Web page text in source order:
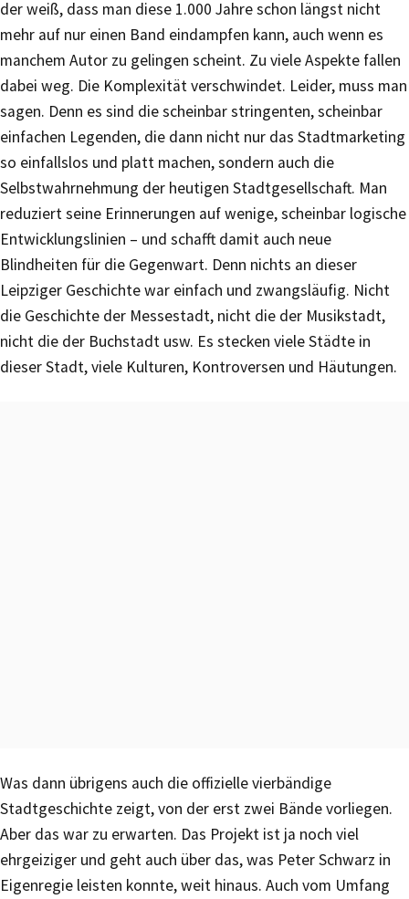
der weiß, dass man diese 1.000 Jahre schon längst nicht
mehr auf nur einen Band eindampfen kann, auch wenn es
manchem Autor zu gelingen scheint. Zu viele Aspekte fallen
dabei weg. Die Komplexität verschwindet. Leider, muss man
sagen. Denn es sind die scheinbar stringenten, scheinbar
einfachen Legenden, die dann nicht nur das Stadtmarketing
so einfallslos und platt machen, sondern auch die
Selbstwahrnehmung der heutigen Stadtgesellschaft. Man
reduziert seine Erinnerungen auf wenige, scheinbar logische
Entwicklungslinien – und schafft damit auch neue
Blindheiten für die Gegenwart. Denn nichts an dieser
Leipziger Geschichte war einfach und zwangsläufig. Nicht
die Geschichte der Messestadt, nicht die der Musikstadt,
nicht die der Buchstadt usw. Es stecken viele Städte in
dieser Stadt, viele Kulturen, Kontroversen und Häutungen.
Was dann übrigens auch die offizielle vierbändige
Stadtgeschichte zeigt, von der erst zwei Bände vorliegen.
Aber das war zu erwarten. Das Projekt ist ja noch viel
ehrgeiziger und geht auch über das, was Peter Schwarz in
Eigenregie leisten konnte, weit hinaus. Auch vom Umfang